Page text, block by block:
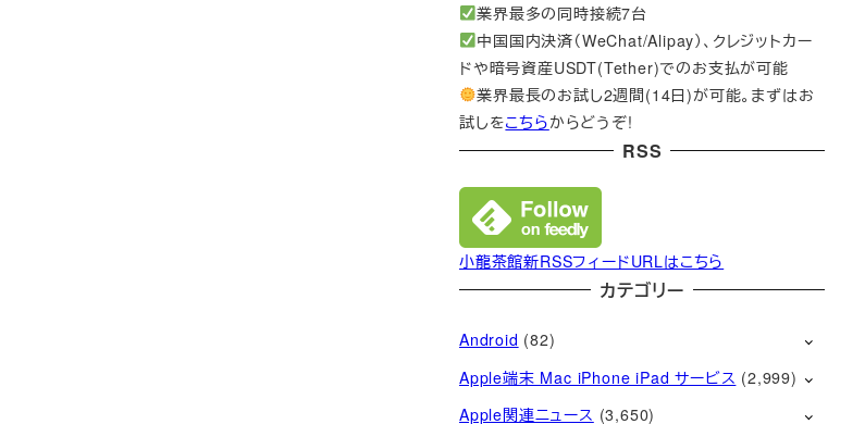
業界最多の同時接続7台
中国国内決済（WeChat/Alipay）、クレジットカー
ドや暗号資産USDT(Tether)でのお支払が可能
業界最長のお試し2週間(14日)が可能。まずはお
試しをこちらからどうぞ!
RSS
小龍茶館新RSSフィードURLはこちら
カテゴリー
Android (82)
Apple端末 Mac iPhone iPad サービス (2,999)
Apple関連ニュース (3,650)